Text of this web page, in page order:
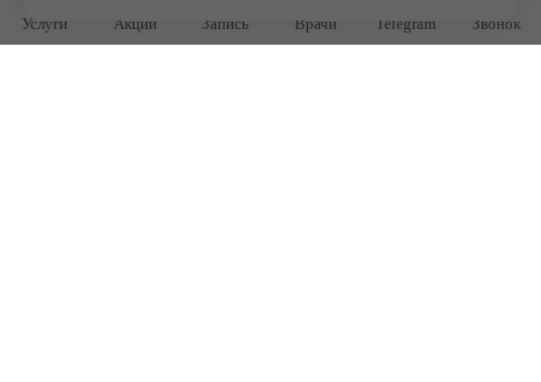
Услуги Акции Запись Врачи Telegram Звонок